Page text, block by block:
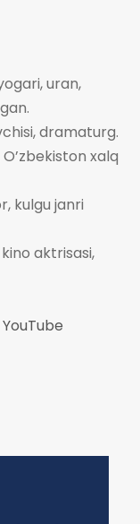
uran,
dramaturg.
xalq
kulgu janri
aktrisasi,
YouTube